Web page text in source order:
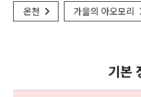
온천 가을의 아오모리
기본